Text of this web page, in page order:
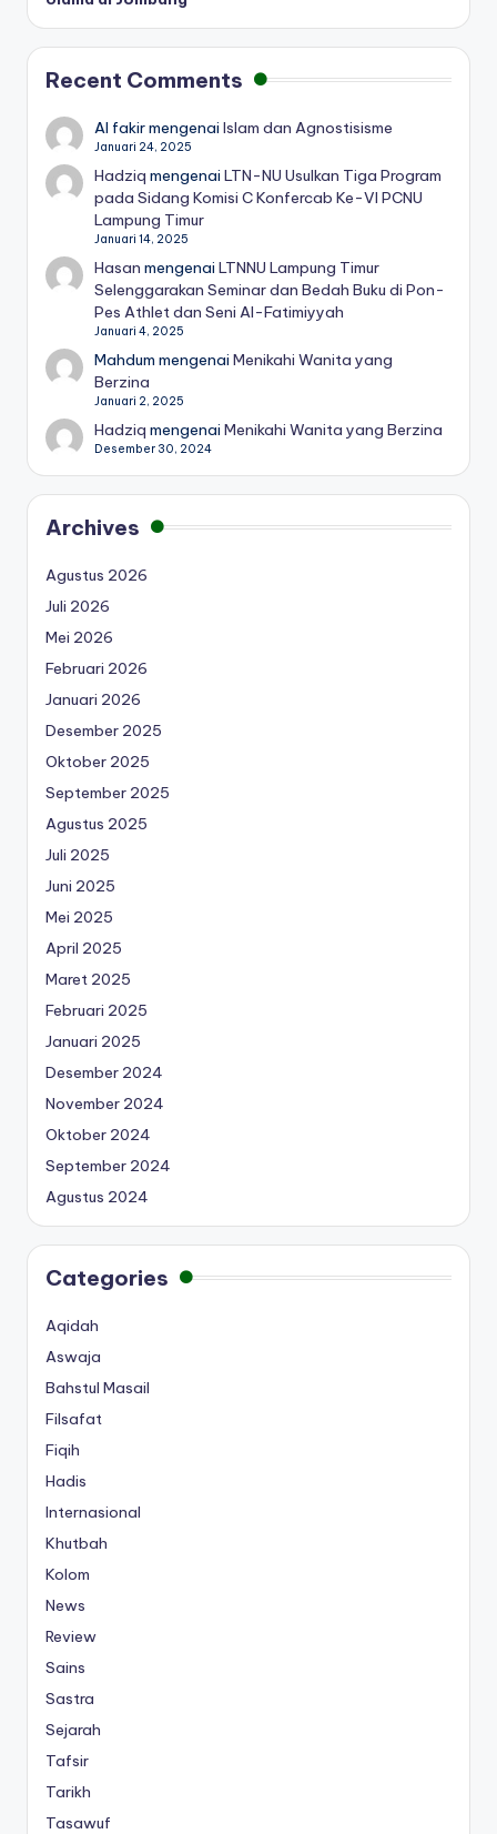
Recent Comments
Al fakirmengenaiIslam dan Agnostisisme
Januari 24, 2025
Hadziq mengenaiLTN-NU Usulkan Tiga Program
pada Sidang Komisi C Konfercab Ke-VI PCNU
Lampung Timur
Januari 14, 2025
Hasan mengenaiLTNNU Lampung Timur
Selenggarakan Seminar dan Bedah Buku di Pon-
Pes Athlet dan Seni Al-Fatimiyyah
Januari 4, 2025
Mahdum mengenaiMenikahi Wanita yang
Berzina
Januari 2, 2025
Hadziq mengenaiMenikahi Wanita yang Berzina
Desember 30, 2024
Archives
Agustus 2026
Juli 2026
Mei 2026
Februari 2026
Januari 2026
Desember 2025
Oktober 2025
September 2025
Agustus 2025
Juli 2025
Juni 2025
Mei 2025
April 2025
Maret 2025
Februari 2025
Januari 2025
Desember 2024
November 2024
Oktober 2024
September 2024
Agustus 2024
Categories
Aqidah
Aswaja
Bahstul Masail
Filsafat
Fiqih
Hadis
Internasional
Khutbah
Kolom
News
Review
Sains
Sastra
Sejarah
Tafsir
Tarikh
Tasawuf